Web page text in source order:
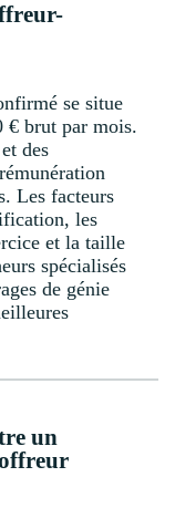
se situe
€ brut par mois.
des
Les facteurs
les
et la taille
spécialisés
de génie
un